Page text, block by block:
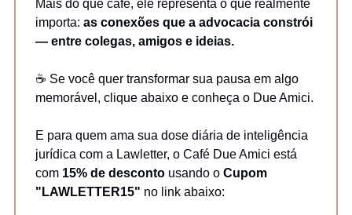
Mais do que café, ele representa o que realmente
importa: as conexões que a advocacia constrói
— entre colegas, amigos e ideias.
☕ Se você quer transformar sua pausa em algo
memorável, clique abaixo e conheça o Due Amici.
E para quem ama sua dose diária de inteligência
jurídica com a Lawletter, o Café Due Amici está
com 15% de desconto usando o Cupom
"LAWLETTER15" no link abaixo: